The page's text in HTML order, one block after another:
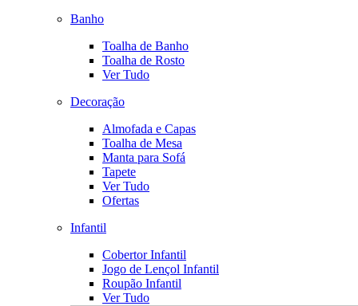
Banho
Toalha de Banho
Toalha de Rosto
Ver Tudo
Decoração
Almofada e Capas
Toalha de Mesa
Manta para Sofá
Tapete
Ver Tudo
Ofertas
Infantil
Cobertor Infantil
Jogo de Lençol Infantil
Roupão Infantil
Ver Tudo